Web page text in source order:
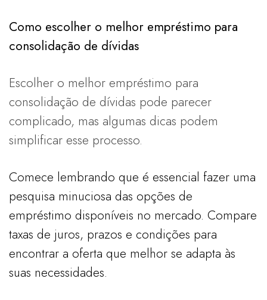
Como escolher o melhor empréstimo para
consolidação de dívidas
Escolher o melhor empréstimo para
consolidação de dívidas pode parecer
complicado, mas algumas dicas podem
simplificar esse processo.
Comece lembrando que é essencial fazer uma
pesquisa minuciosa das opções de
empréstimo disponíveis no mercado. Compare
taxas de juros, prazos e condições para
encontrar a oferta que melhor se adapta às
suas necessidades.